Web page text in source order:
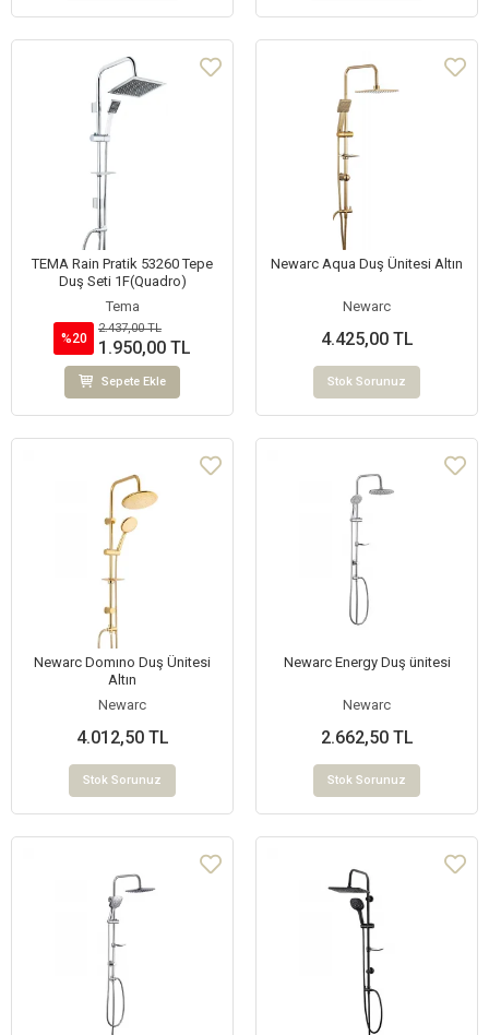
TEMA Rain Pratik 53260 Tepe
Duş Seti 1F(Quadro)
Tema
%20
2.437,00 TL
1.950,00 TL
Sepete Ekle
Newarc Aqua Duş Ünitesi Altın
Newarc
4.425,00 TL
Stok Sorunuz
Newarc Domıno Duş Ünitesi
Altın
Newarc
4.012,50 TL
Stok Sorunuz
Newarc Energy Duş ünitesi
Newarc
2.662,50 TL
Stok Sorunuz